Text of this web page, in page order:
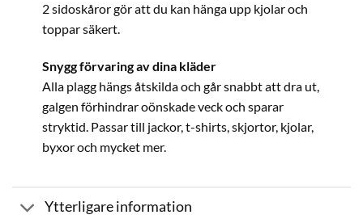
2 sidoskåror gör att du kan hänga upp kjolar och
toppar säkert.
Snygg förvaring av dina kläder
Alla plagg hängs åtskilda och går snabbt att dra ut,
galgen förhindrar oönskade veck och sparar
stryktid. Passar till jackor, t-shirts, skjortor, kjolar,
byxor och mycket mer.
Ytterligare information